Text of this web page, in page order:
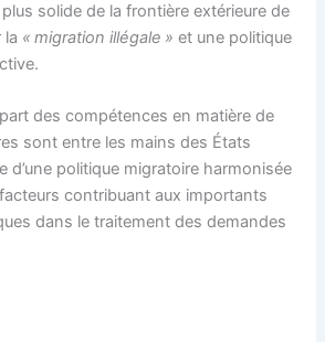
solide de la frontière extérieure de
la « migration illégale » et une politique
des compétences en matière de
sont entre les mains des États
d’une politique migratoire harmonisée
facteurs contribuant aux importants
dans le traitement des demandes